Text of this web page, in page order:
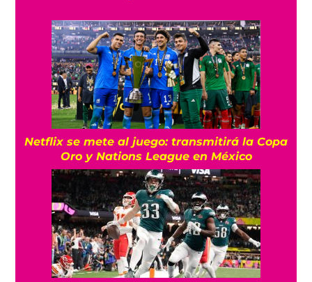
Netflix se mete al juego: transmitirá la Copa
Oro y Nations League en México